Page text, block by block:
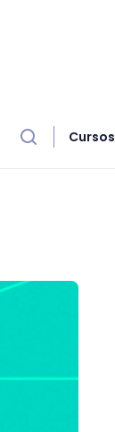
Cursos